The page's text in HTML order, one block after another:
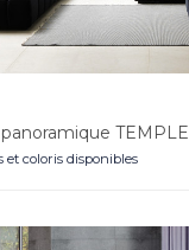
TEMPLE
et coloris disponibles